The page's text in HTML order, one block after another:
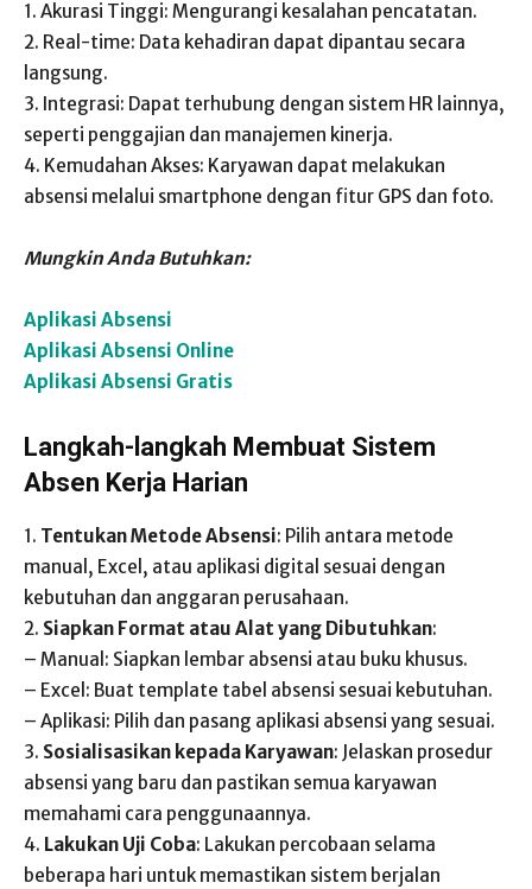
1. Akurasi Tinggi: Mengurangi kesalahan pencatatan.
2. Real-time: Data kehadiran dapat dipantau secara
langsung.
3. Integrasi: Dapat terhubung dengan sistem HR lainnya,
seperti penggajian dan manajemen kinerja.
4. Kemudahan Akses: Karyawan dapat melakukan
absensi melalui smartphone dengan fitur GPS dan foto.
Mungkin Anda Butuhkan:
Aplikasi Absensi
Aplikasi Absensi Online
Aplikasi Absensi Gratis
Langkah-langkah Membuat Sistem
Absen Kerja Harian
1. Tentukan Metode Absensi: Pilih antara metode
manual, Excel, atau aplikasi digital sesuai dengan
kebutuhan dan anggaran perusahaan.
2. Siapkan Format atau Alat yang Dibutuhkan:
– Manual: Siapkan lembar absensi atau buku khusus.
– Excel: Buat template tabel absensi sesuai kebutuhan.
– Aplikasi: Pilih dan pasang aplikasi absensi yang sesuai.
3. Sosialisasikan kepada Karyawan: Jelaskan prosedur
absensi yang baru dan pastikan semua karyawan
memahami cara penggunaannya.
4. Lakukan Uji Coba: Lakukan percobaan selama
beberapa hari untuk memastikan sistem berjalan